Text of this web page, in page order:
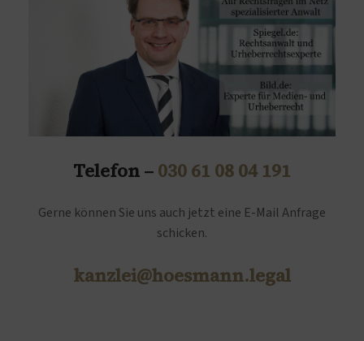
Telefon – 030 61 08 04 191
Gerne können Sie uns auch jetzt eine E-Mail Anfrage
schicken.
kanzlei@hoesmann.legal